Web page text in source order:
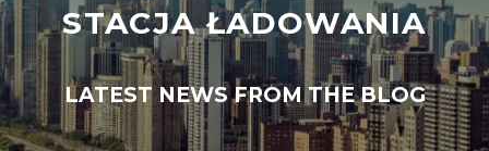
STACJA ŁADOWANIA
LATEST NEWS FROM THE BLOG